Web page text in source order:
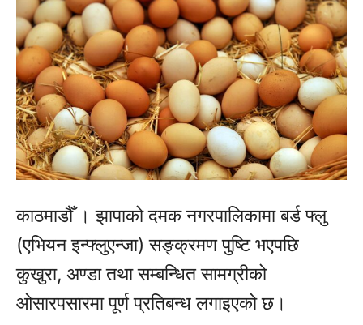
काठमाडौँ । झापाको दमक नगरपालिकामा बर्ड फ्लु
(एभियन इन्फ्लुएन्जा) सङ्क्रमण पुष्टि भएपछि
कुखुरा, अण्डा तथा सम्बन्धित सामग्रीको
ओसारपसारमा पूर्ण प्रतिबन्ध लगाइएको छ।